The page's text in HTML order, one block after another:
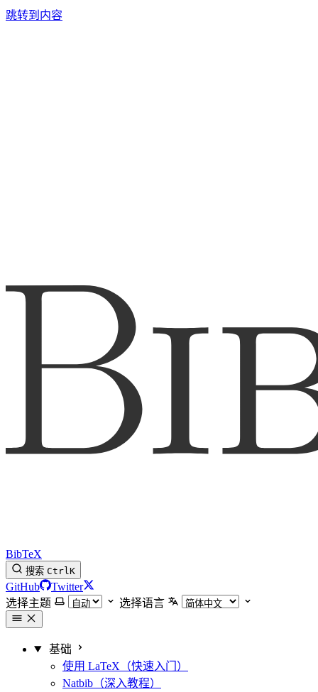
跳转到内容
BibTeX
搜索 CtrlK
GitHub
Twitter
选择主题
选择语言
基础
使用 LaTeX（快速入门）
Natbib（深入教程）